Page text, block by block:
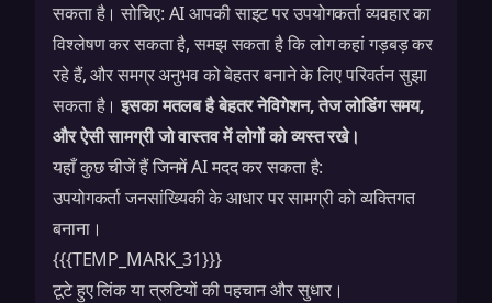
सकता है। सोचिए: AI आपकी साइट पर उपयोगकर्ता व्यवहार का
विश्लेषण कर सकता है, समझ सकता है कि लोग कहां गड़बड़ कर
रहे हैं, और समग्र अनुभव को बेहतर बनाने के लिए परिवर्तन सुझा
सकता है।इसका मतलब है बेहतर नेविगेशन, तेज लोडिंग समय,
और ऐसी सामग्री जो वास्तव में लोगों को व्यस्त रखे।
यहाँ कुछ चीजें हैं जिनमें AI मदद कर सकता है:
उपयोगकर्ता जनसांख्यिकी के आधार पर सामग्री को व्यक्तिगत
बनाना।
{{{TEMP_MARK_31}}}
टूटे हुए लिंक या त्रुटियों की पहचान और सुधार।